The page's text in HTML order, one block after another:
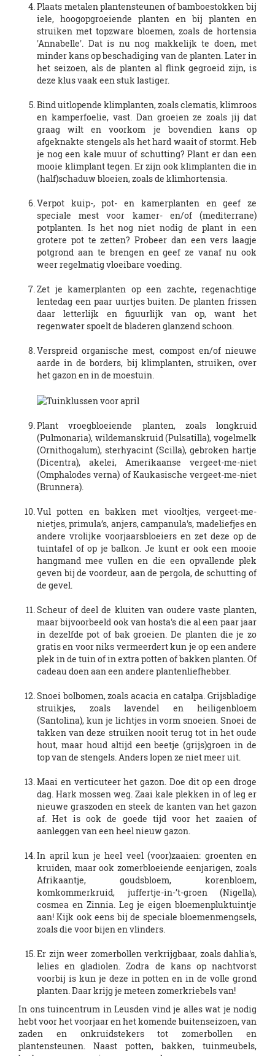
Plaats metalen plantensteunen of bamboestokken bij
iele, hoogopgroeiende planten en bij planten en
struiken met topzware bloemen, zoals de hortensia
'Annabelle'. Dat is nu nog makkelijk te doen, met
minder kans op beschadiging van de planten. Later in
het seizoen, als de planten al flink gegroeid zijn, is
deze klus vaak een stuk lastiger.
Bind uitlopende klimplanten, zoals clematis, klimroos
en kamperfoelie, vast. Dan groeien ze zoals jij dat
graag wilt en voorkom je bovendien kans op
afgeknakte stengels als het hard waait of stormt. Heb
je nog een kale muur of schutting? Plant er dan een
mooie klimplant tegen. Er zijn ook klimplanten die in
(half)schaduw bloeien, zoals de klimhortensia.
Verpot kuip-, pot- en kamerplanten en geef ze
speciale mest voor kamer- en/of (mediterrane)
potplanten. Is het nog niet nodig de plant in een
grotere pot te zetten? Probeer dan een vers laagje
potgrond aan te brengen en geef ze vanaf nu ook
weer regelmatig vloeibare voeding.
Zet je kamerplanten op een zachte, regenachtige
lentedag een paar uurtjes buiten. De planten frissen
daar letterlijk en figuurlijk van op, want het
regenwater spoelt de bladeren glanzend schoon.
Verspreid organische mest, compost en/of nieuwe
aarde in de borders, bij klimplanten, struiken, over
het gazon en in de moestuin.
Plant vroegbloeiende planten, zoals longkruid
(Pulmonaria), wildemanskruid (Pulsatilla), vogelmelk
(Ornithogalum), sterhyacint (Scilla), gebroken hartje
(Dicentra), akelei, Amerikaanse vergeet-me-niet
(Omphalodes verna) of Kaukasische vergeet-me-niet
(Brunnera).
Vul potten en bakken met viooltjes, vergeet-me-
nietjes, primula’s, anjers, campanula's, madeliefjes en
andere vrolijke voorjaarsbloeiers en zet deze op de
tuintafel of op je balkon. Je kunt er ook een mooie
hangmand mee vullen en die een opvallende plek
geven bij de voordeur, aan de pergola, de schutting of
de gevel.
Scheur of deel de kluiten van oudere vaste planten,
maar bijvoorbeeld ook van hosta's die al een paar jaar
in dezelfde pot of bak groeien. De planten die je zo
gratis en voor niks vermeerdert kun je op een andere
plek in de tuin of in extra potten of bakken planten. Of
cadeau doen aan een andere plantenliefhebber.
Snoei bolbomen, zoals acacia en catalpa. Grijsbladige
struikjes, zoals lavendel en heiligenbloem
(Santolina), kun je lichtjes in vorm snoeien. Snoei de
takken van deze struiken nooit terug tot in het oude
hout, maar houd altijd een beetje (grijs)groen in de
top van de stengels. Anders lopen ze niet meer uit.
Maai en verticuteer het gazon. Doe dit op een droge
dag. Hark mossen weg. Zaai kale plekken in of leg er
nieuwe graszoden en steek de kanten van het gazon
af. Het is ook de goede tijd voor het zaaien of
aanleggen van een heel nieuw gazon.
In april kun je heel veel (voor)zaaien: groenten en
kruiden, maar ook zomerbloeiende eenjarigen, zoals
Afrikaantje, goudsbloem, korenbloem,
komkommerkruid, juffertje-in-’t-groen (Nigella),
cosmea en Zinnia. Leg je eigen bloemenpluktuintje
aan! Kijk ook eens bij de speciale bloemenmengsels,
zoals die voor bijen en vlinders.
Er zijn weer zomerbollen verkrijgbaar, zoals dahlia's,
lelies en gladiolen. Zodra de kans op nachtvorst
voorbij is kun je deze in potten en in de volle grond
planten. Daar krijg je meteen zomerkriebels van!
In ons tuincentrum in Leusden vind je alles wat je nodig
hebt voor het voorjaar en het komende buitenseizoen, van
zaden en onkruidstekers tot zomerbollen en
plantensteunen. Naast potten, bakken, tuinmeubels,